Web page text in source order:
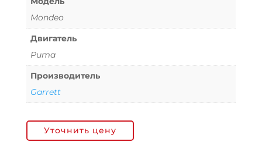
Mondeo
Двигатель
Puma
Производитель
Garrett
Уточнить цену